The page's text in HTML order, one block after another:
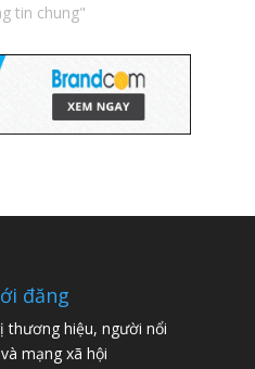
tin chung"
đăng
thương hiệu, người nổi
mạng xã hội